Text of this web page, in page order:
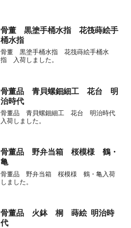
骨董 黒塗手桶水指 花筏蒔絵手
桶水指
骨董 黒塗手桶水指 花筏蒔絵手桶水
指 入荷しました。
骨董品 青貝螺鈿細工 花台 明
治時代
骨董品 青貝螺鈿細工 花台 明治時代
入荷しました。
骨董品 野弁当箱 桜模様 鶴・
亀
骨董品 野弁当箱 桜模様 鶴・亀入荷
しました。
骨董品 火鉢 桐 蒔絵 明治時
代